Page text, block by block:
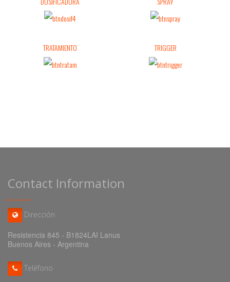
TRATAMIENTO TRIGGER
Contact Information
Dirección
Resistencia 845 - B1824LAI Lanus
Buenos Aires - Argentina
Teléfono